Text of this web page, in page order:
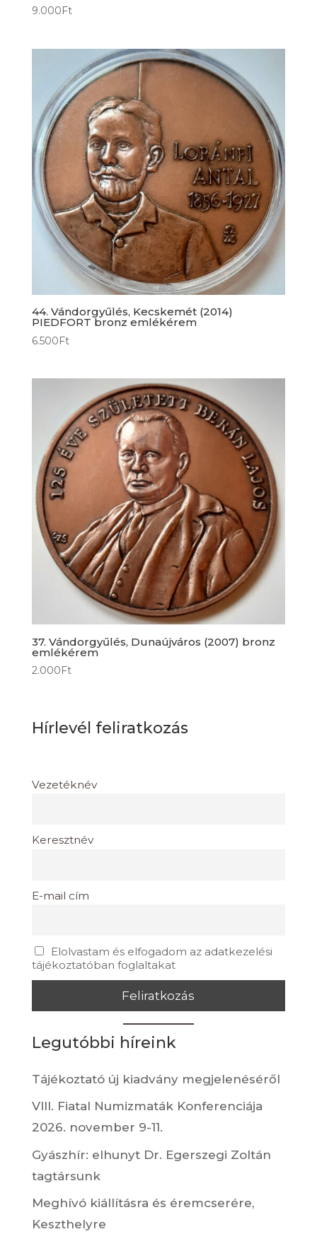
9.000 Ft
44. Vándorgyűlés, Kecskemét (2014)
PIEDFORT bronz emlékérem
6.500Ft
37. Vándorgyűlés, Dunaújváros (2007) bronz
emlékérem
2.000 Ft
Hírlevél feliratkozás
Vezetéknév
Keresztnév
E-mail cím
Elolvastam és elfogadom az adatkezelési
tájékoztatóban foglaltakat
Legutóbbi híreink
Tájékoztató új kiadvány megjelenéséről
VIII. Fiatal Numizmaták Konferenciája
2026. november 9-11.
Gyászhír: elhunyt Dr. Egerszegi Zoltán
tagtársunk
Meghívó kiállításra és éremcserére,
Keszthelyre